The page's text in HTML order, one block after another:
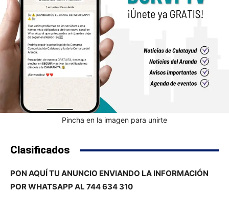
Pincha en la imagen para unirte
Clasificados
PON AQUÍ TU ANUNCIO ENVIANDO LA INFORMACIÓN
POR WHATSAPP AL 744 634 310